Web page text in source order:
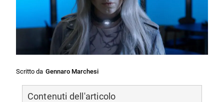
Scritto da Gennaro Marchesi
Contenuti dell'articolo